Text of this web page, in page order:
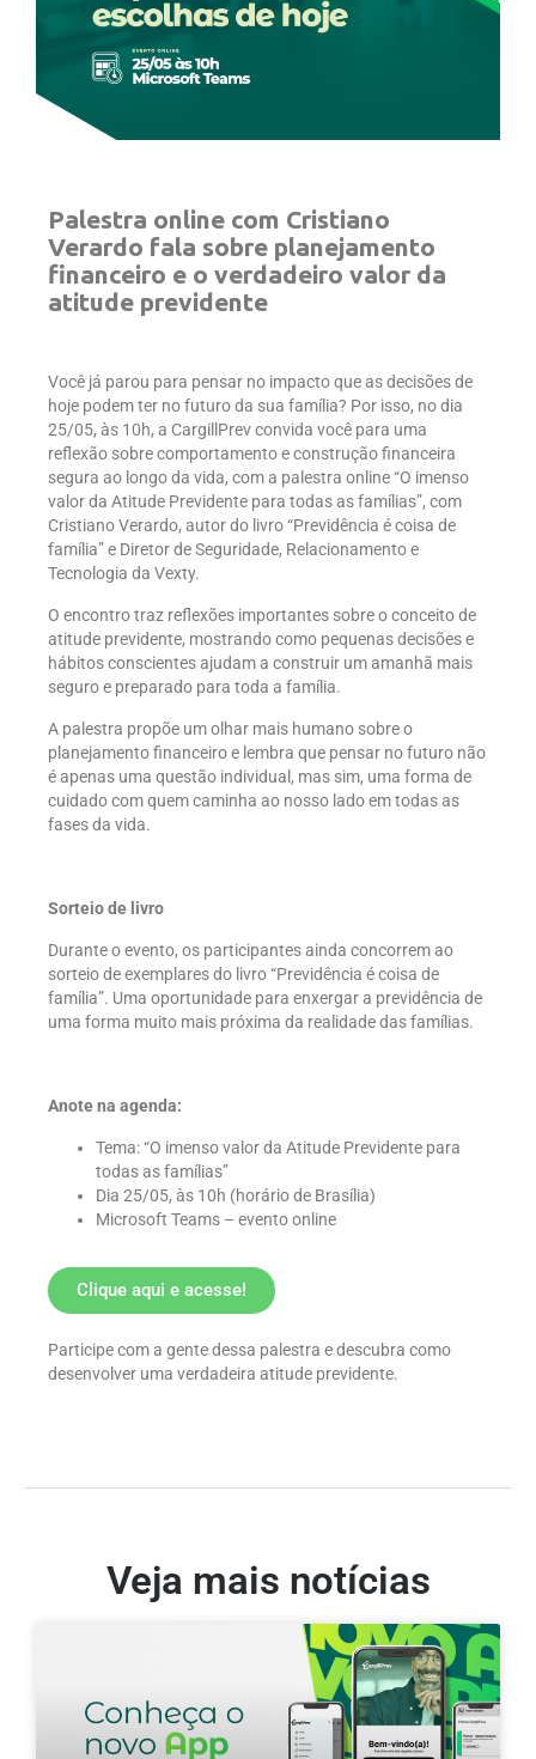
Palestra online com Cristiano
Verardo fala sobre planejamento
financeiro e o verdadeiro valor da
atitude previdente
Você já parou para pensar no impacto que as decisões de
hoje podem ter no futuro da sua família? Por isso, no dia
25/05, às 10h, a CargillPrev convida você para uma
reflexão sobre comportamento e construção financeira
segura ao longo da vida, com a palestra online “O imenso
valor da Atitude Previdente para todas as famílias”, com
Cristiano Verardo, autor do livro “Previdência é coisa de
família” e Diretor de Seguridade, Relacionamento e
Tecnologia da Vexty.
O encontro traz reflexões importantes sobre o conceito de
atitude previdente, mostrando como pequenas decisões e
hábitos conscientes ajudam a construir um amanhã mais
seguro e preparado para toda a família.
A palestra propõe um olhar mais humano sobre o
planejamento financeiro e lembra que pensar no futuro não
é apenas uma questão individual, mas sim, uma forma de
cuidado com quem caminha ao nosso lado em todas as
fases da vida.
Sorteio de livro
Durante o evento, os participantes ainda concorrem ao
sorteio de exemplares do livro “Previdência é coisa de
família”. Uma oportunidade para enxergar a previdência de
uma forma muito mais próxima da realidade das famílias.
Anote na agenda:
Tema: “O imenso valor da Atitude Previdente para
todas as famílias”
Dia 25/05, às 10h (horário de Brasília)
Microsoft Teams – evento online
Clique aqui e acesse!
Participe com a gente dessa palestra e descubra como
desenvolver uma verdadeira atitude previdente.
Veja mais notícias